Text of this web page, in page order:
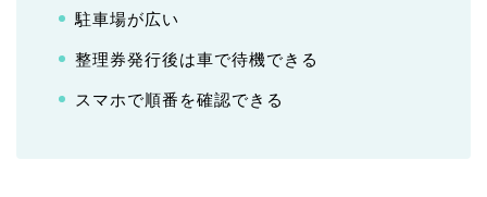
駐車場が広い
整理券発行後は車で待機できる
スマホで順番を確認できる